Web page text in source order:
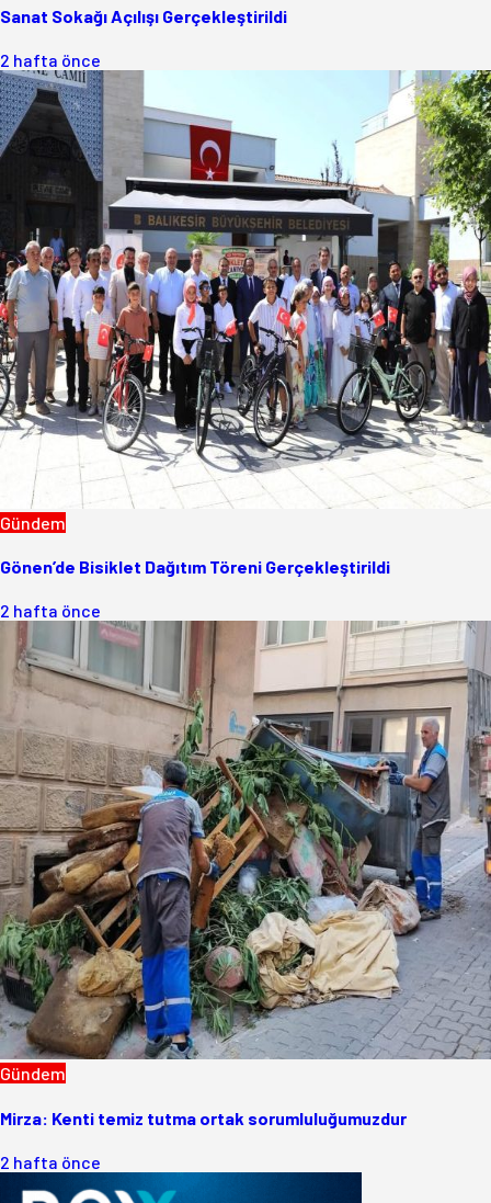
Sanat Sokağı Açılışı Gerçekleştirildi
2 hafta önce
Gündem
Gönen’de Bisiklet Dağıtım Töreni Gerçekleştirildi
2 hafta önce
Gündem
Mirza: Kenti temiz tutma ortak sorumluluğumuzdur
2 hafta önce